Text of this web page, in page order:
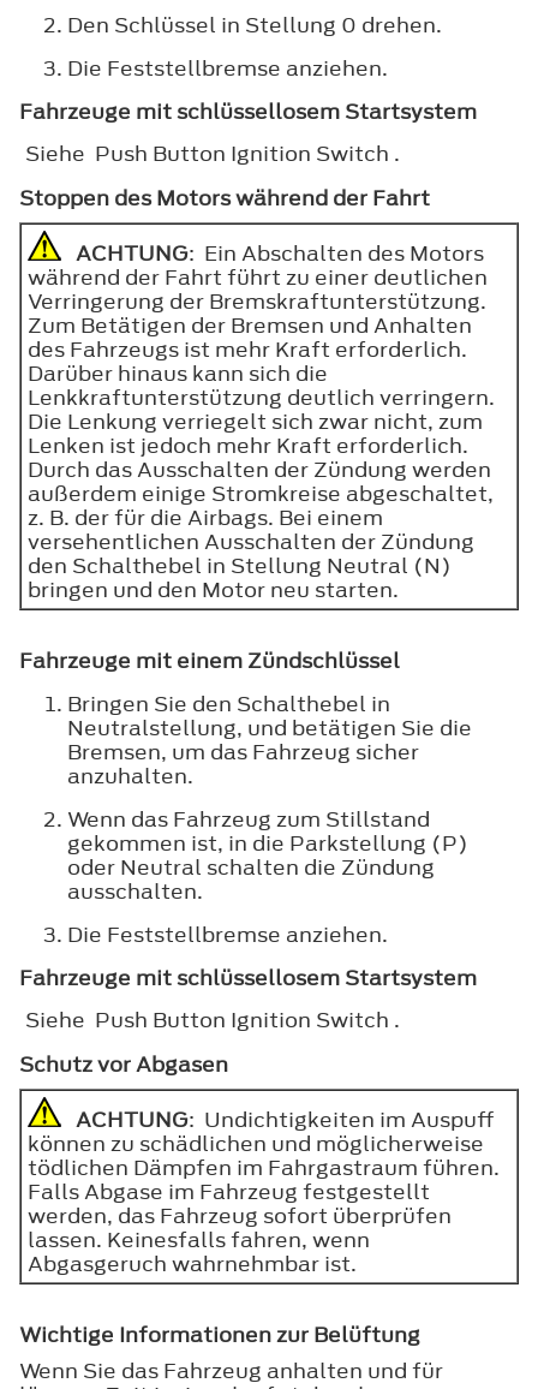
Den Schlüssel in Stellung 0 drehen.
Die Feststellbremse anziehen.
Fahrzeuge mit schlüssellosem Startsystem
Siehe Push Button Ignition Switch .
Stoppen des Motors während der Fahrt
ACHTUNG: Ein Abschalten des Motors
während der Fahrt führt zu einer deutlichen
Verringerung der Bremskraftunterstützung.
Zum Betätigen der Bremsen und Anhalten
des Fahrzeugs ist mehr Kraft erforderlich.
Darüber hinaus kann sich die
Lenkkraftunterstützung deutlich verringern.
Die Lenkung verriegelt sich zwar nicht, zum
Lenken ist jedoch mehr Kraft erforderlich.
Durch das Ausschalten der Zündung werden
außerdem einige Stromkreise abgeschaltet,
z. B. der für die Airbags. Bei einem
versehentlichen Ausschalten der Zündung
den Schalthebel in Stellung Neutral (N)
bringen und den Motor neu starten.
Fahrzeuge mit einem Zündschlüssel
Bringen Sie den Schalthebel in
Neutralstellung, und betätigen Sie die
Bremsen, um das Fahrzeug sicher
anzuhalten.
Wenn das Fahrzeug zum Stillstand
gekommen ist, in die Parkstellung (P)
oder Neutral schalten die Zündung
ausschalten.
Die Feststellbremse anziehen.
Fahrzeuge mit schlüssellosem Startsystem
Siehe Push Button Ignition Switch .
Schutz vor Abgasen
ACHTUNG: Undichtigkeiten im Auspuff
können zu schädlichen und möglicherweise
tödlichen Dämpfen im Fahrgastraum führen.
Falls Abgase im Fahrzeug festgestellt
werden, das Fahrzeug sofort überprüfen
lassen. Keinesfalls fahren, wenn
Abgasgeruch wahrnehmbar ist.
Wichtige Informationen zur Belüftung
Wenn Sie das Fahrzeug anhalten und für